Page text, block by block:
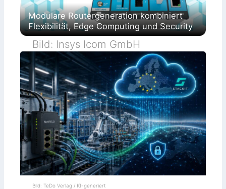
Modulare Routergeneration kombiniert
Flexibilität, Edge Computing und Security
Bild: Insys Icom GmbH
Bild: TeDo Verlag / KI-generiert